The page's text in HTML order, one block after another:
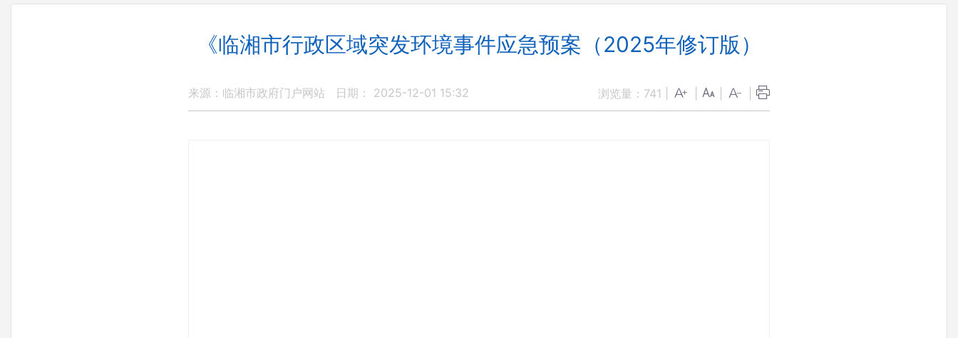
《临湘市行政区域突发环境事件应急预案（2025年修订版）
来源：临湘市政府门户网站 日期： 2025-12-01 15:32 浏览量： 741